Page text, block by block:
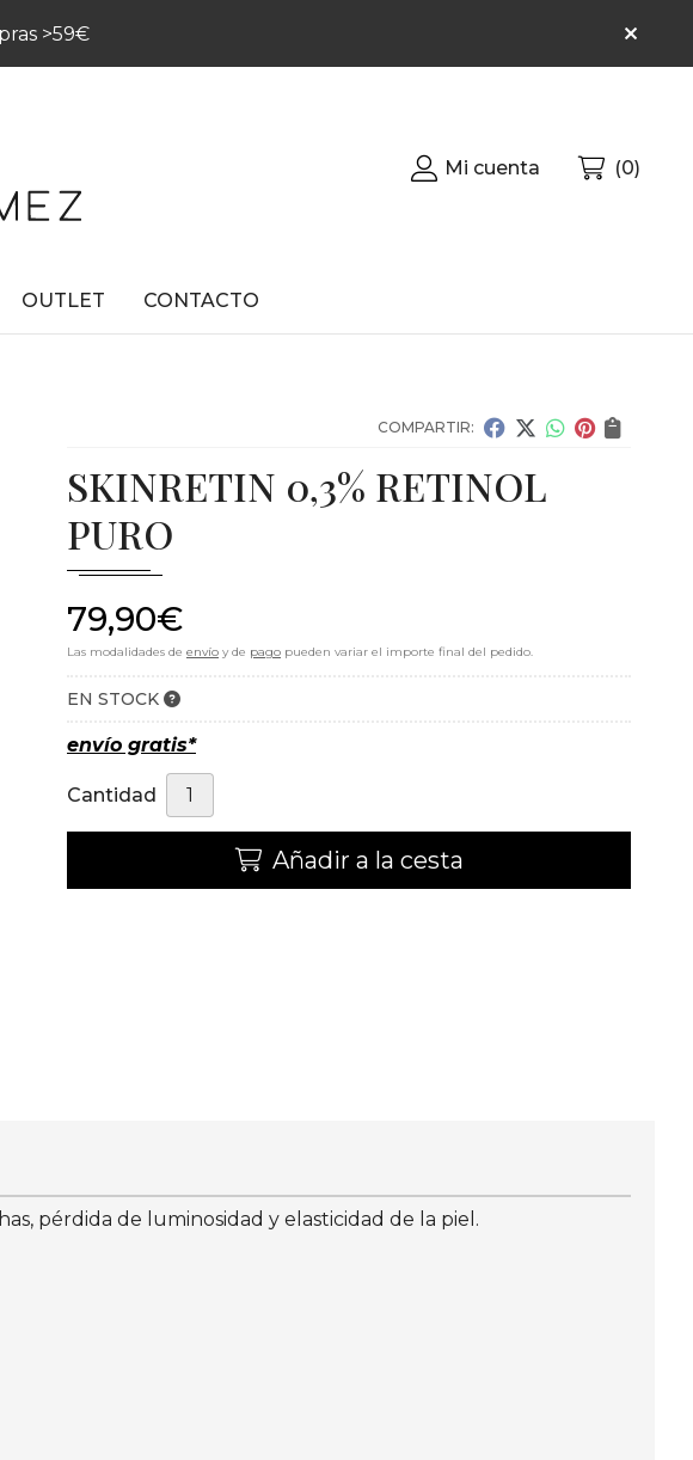
>59€
Mi cuenta 0
OUTLET CONTACTO
COMPARTIR:
SKINRETIN 0,3% RETINOL
PURO
79,90€
Las modalidades de envío y de pago pueden variar el importe final del pedido.
EN STOCK
envío gratis*
Cantidad
Añadir a la cesta
pérdida de luminosidad y elasticidad de la piel.